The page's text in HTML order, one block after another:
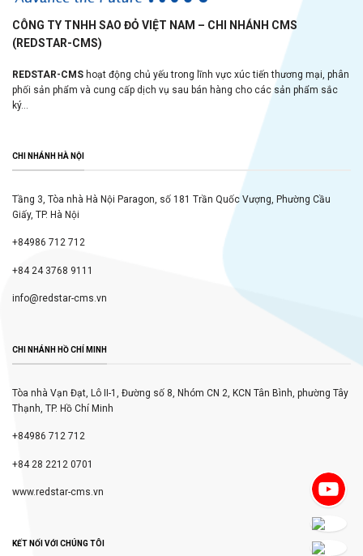
CÔNG TY TNHH SAO ĐỎ VIỆT NAM – CHI NHÁNH CMS
(REDSTAR-CMS)
REDSTAR-CMS hoạt động chủ yếu trong lĩnh vực xúc tiến thương mại, phân
phối sản phẩm và cung cấp dịch vụ sau bán hàng cho các sản phẩm sắc
ký...
CHI NHÁNH HÀ NỘI
Tầng 3, Tòa nhà Hà Nội Paragon, số 181 Trần Quốc Vượng, Phường Cầu
Giấy, TP. Hà Nội
+84986 712 712
+84 24 3768 9111
info@redstar-cms.vn
CHI NHÁNH HỒ CHÍ MINH
Tòa nhà Vạn Đạt, Lô II-1, Đường số 8, Nhóm CN 2, KCN Tân Bình, phường Tây
Thạnh, TP. Hồ Chí Minh
+84986 712 712
+84 28 2212 0701
www.redstar-cms.vn
KẾT NỐI VỚI CHÚNG TÔI